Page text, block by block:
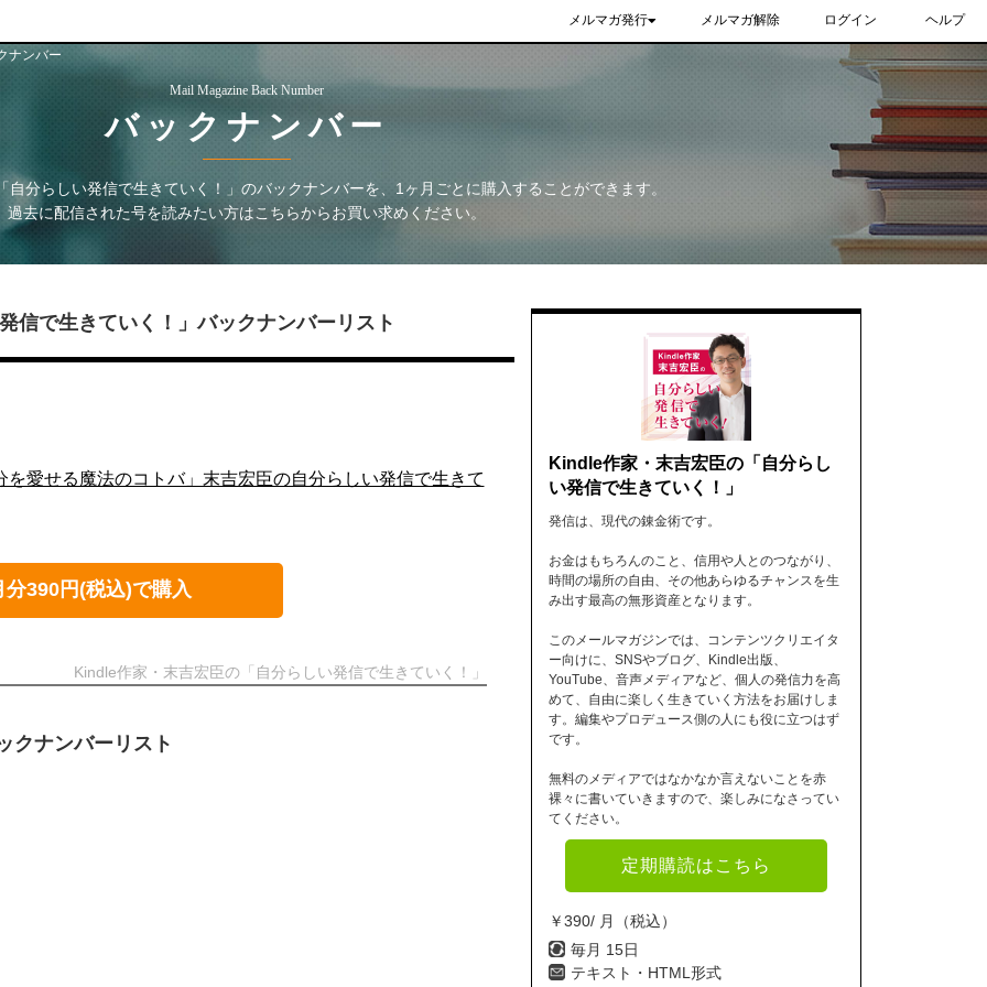
メルマガ発行 メルマガ解除 ログイン ヘルプ
ナンバー
Mail Magazine Back Number
バックナンバー
分らしい発信で生きていく！」 のバックナンバーを、1ヶ月ごとに購入することができます。
過去に配信された号を読みたい方はこちらからお買い求めください。
信で生きていく！」バックナンバーリスト
を愛せる魔法のコトバ」末吉宏臣の自分らしい発信で生きて
分390円(税込)で購入
Kindle作家・末吉宏臣の「自分らしい発信で生きていく！」
クナンバーリスト
Kindle作家・末吉宏臣の「自分らし
い発信で生きていく！」
発信は、現代の錬金術です。
お金はもちろんのこと、信用や人とのつながり、
時間の場所の自由、その他あらゆるチャンスを生
み出す最高の無形資産となります。
このメールマガジンでは、コンテンツクリエイタ
ー向けに、SNSやブログ、Kindle出版、
YouTube、音声メディアなど、個人の発信力を高
めて、自由に楽しく生きていく方法をお届けしま
す。編集やプロデュース側の人にも役に立つはず
です。
無料のメディアではなかなか言えないことを赤
裸々に書いていきますので、楽しみになさってい
てください。
定期購読はこちら
￥390/ 月（税込）
毎月 15日
テキスト・HTML形式